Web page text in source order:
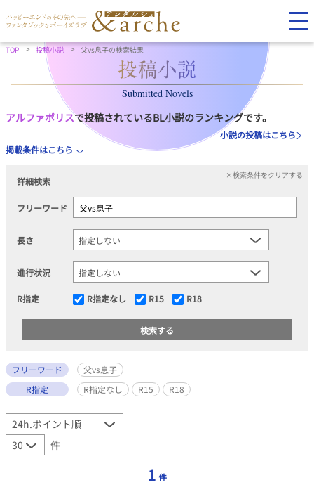
TOP 投稿小説 父vs息子の検索結果
Submitted Novels
アルファポリスで投稿されているBL小説のランキングです。
小説の投稿はこちら
掲載条件はこちら
詳細検索
×検索条件をクリアする
フリーワード
長さ
進行状況
R指定 R指定なし R15 R18
フリーワード
父vs息子
R指定
R指定なし R15 R18
件
1 件